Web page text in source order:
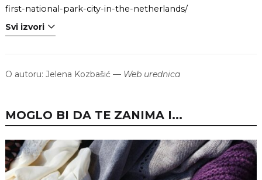
first-national-park-city-in-the-netherlands/
Svi izvori
O autoru: Jelena Kozbašić — Web urednica
MOGLO BI DA TE ZANIMA I...